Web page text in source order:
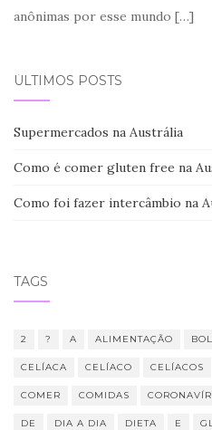
anônimas por esse mundo […]
ÚLTIMOS POSTS
Supermercados na Austrália
Como é comer gluten free na
Como foi fazer intercâmbio na
TAGS
2 ? A ALIMENTAÇÃO
CELÍACA CELÍACO CELÍACOS
COMER COMIDAS
DE DIA A DIA DIETA E